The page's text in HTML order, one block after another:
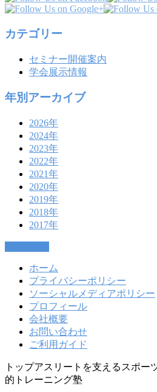
カテゴリー
セミナー開催案内
学会展示情報
年別アーカイブ
2026年
2024年
2023年
2022年
2021年
2020年
2019年
2018年
2017年
ホーム
プライバシーポリシー
ソーシャルメディアポリシー
プロフィール
会社概要
お問い合わせ
ご利用ガイド
トップアスリートを支えるスポー
的トレーニング塾